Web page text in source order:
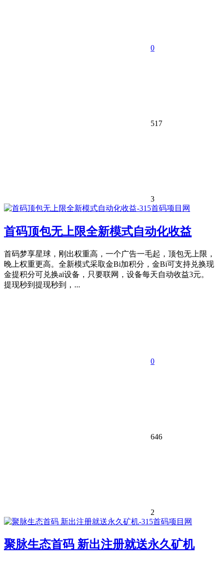
0
517
3
首码顶包无上限全新模式自动化收益
首码梦享星球，刚出权重高，一个广告一毛起，顶包无上限，
晚上权重更高。全新模式采取金Bi加积分，金Bi可支持兑换现
金提积分可兑换ai设备，只要联网，设备每天自动收益3元。
提现秒到提现秒到，...
0
646
2
聚脉生态首码 新出注册就送永久矿机